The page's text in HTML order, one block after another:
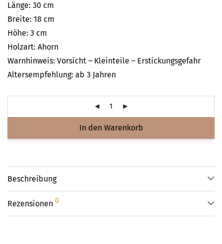
Länge: 30 cm
Breite: 18 cm
Höhe: 3 cm
Holzart: Ahorn
Warnhinweis: Vorsicht – Kleinteile – Erstickungsgefahr
Altersempfehlung: ab 3 Jahren
In den Warenkorb
Beschreibung
Rezensionen 0